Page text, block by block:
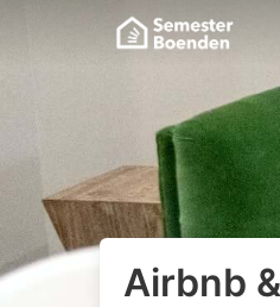
Airbnb